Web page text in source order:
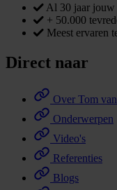
Al 30 jaar jouw
+ 50.000
Meest ervaren
Direct naar
Over Tom
Onderwerpen
Video's
Referenties
Blogs